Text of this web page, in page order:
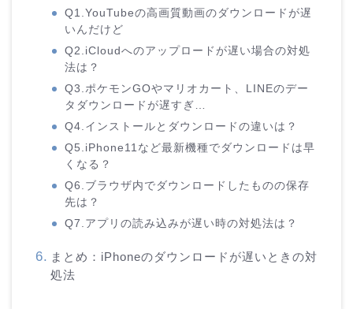
Q1.YouTubeの高画質動画のダウンロードが遅
いんだけど
Q2.iCloudへのアップロードが遅い場合の対処
法は？
Q3.ポケモンGOやマリオカート、LINEのデー
タダウンロードが遅すぎ…
Q4.インストールとダウンロードの違いは？
Q5.iPhone11など最新機種でダウンロードは早
くなる？
Q6.ブラウザ内でダウンロードしたものの保存
先は？
Q7.アプリの読み込みが遅い時の対処法は？
まとめ：iPhoneのダウンロードが遅いときの対
処法